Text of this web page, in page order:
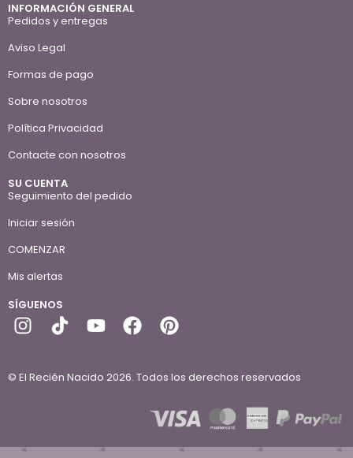
INFORMACIÓN GENERAL
Pedidos y entregas
Aviso Legal
Formas de pago
Sobre nosotros
Política Privacidad
Contacte con nosotros
SU CUENTA
Seguimiento del pedido
Iniciar sesión
COMENZAR
Mis alertas
SÍGUENOS
© El Recién Nacido 2026. Todos los derechos reservados